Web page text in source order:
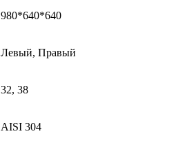
980*640*640
Левый, Правый
32, 38
AISI 304